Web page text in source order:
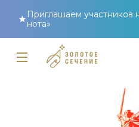
Приглашаем участников
нота»